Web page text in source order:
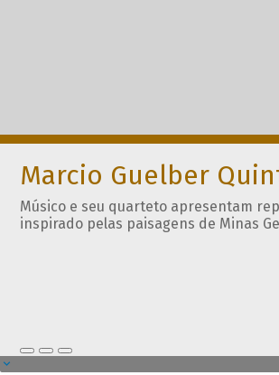
Marcio Guelber
Músico e seu quarteto apresentam
inspirado pelas paisagens de Minas